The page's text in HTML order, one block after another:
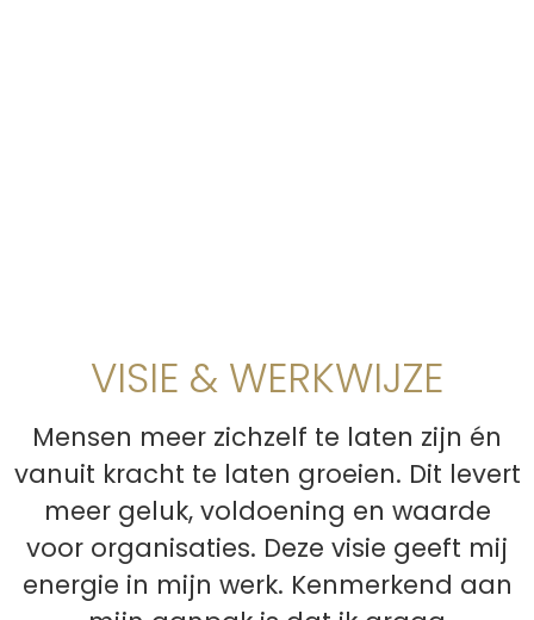
VISIE & WERKWIJZE
Mensen meer zichzelf te laten zijn én
vanuit kracht te laten groeien. Dit levert
meer geluk, voldoening en waarde
voor organisaties. Deze visie geeft mij
energie in mijn werk. Kenmerkend aan